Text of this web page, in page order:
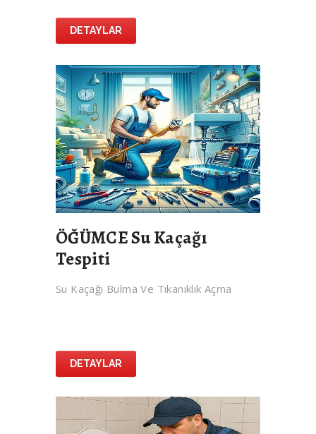
DETAYLAR
ÖĞÜMCE Su Kaçağı
Tespiti
Su Kaçağı Bulma Ve Tıkanıklık Açma
DETAYLAR